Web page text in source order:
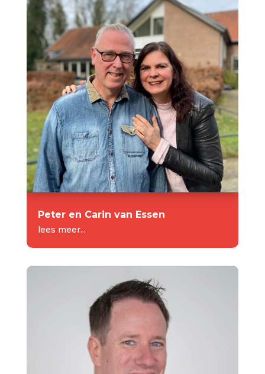
Peter en Carin van Essen
lees meer...